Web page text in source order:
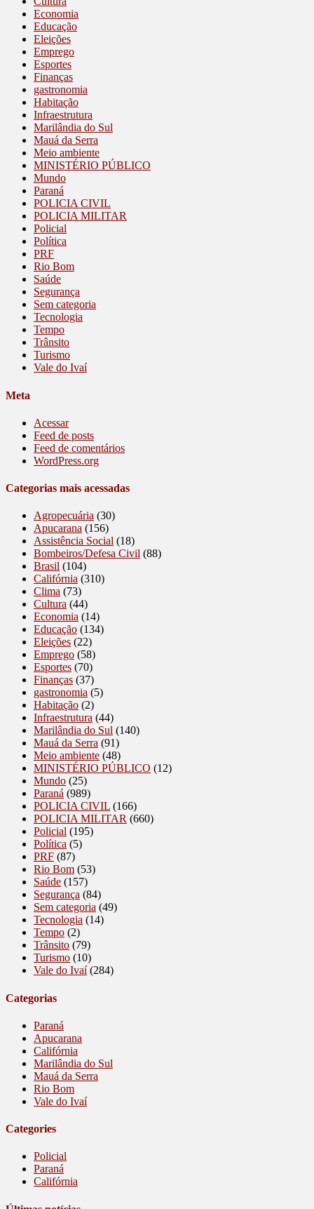
Economia
Educação
Eleições
Emprego
Esportes
Finanças
gastronomia
Habitação
Infraestrutura
Marilândia do Sul
Mauá da Serra
Meio ambiente
MINISTÉRIO PÚBLICO
Mundo
Paraná
POLICIA CIVIL
POLICIA MILITAR
Policial
Política
PRF
Rio Bom
Saúde
Segurança
Sem categoria
Tecnologia
Tempo
Trânsito
Turismo
Vale do Ivaí
Meta
Acessar
Feed de posts
Feed de comentários
WordPress.org
Categorias mais acessadas
Agropecuária (30)
Apucarana (156)
Assistência Social (18)
Bombeiros/Defesa Civil (88)
Brasil (104)
Califórnia (310)
Clima (73)
Cultura (44)
Economia (14)
Educação (134)
Eleições (22)
Emprego (58)
Esportes (70)
Finanças (37)
gastronomia (5)
Habitação (2)
Infraestrutura (44)
Marilândia do Sul (140)
Mauá da Serra (91)
Meio ambiente (48)
MINISTÉRIO PÚBLICO (12)
Mundo (25)
Paraná (989)
POLICIA CIVIL (166)
POLICIA MILITAR (660)
Policial (195)
Política (5)
PRF (87)
Rio Bom (53)
Saúde (157)
Segurança (84)
Sem categoria (49)
Tecnologia (14)
Tempo (2)
Trânsito (79)
Turismo (10)
Vale do Ivaí(284)
Categorias
Paraná
Apucarana
Califórnia
Marilândia do Sul
Mauá da Serra
Rio Bom
Vale do Ivaí
Categories
Policial
Paraná
Califórnia